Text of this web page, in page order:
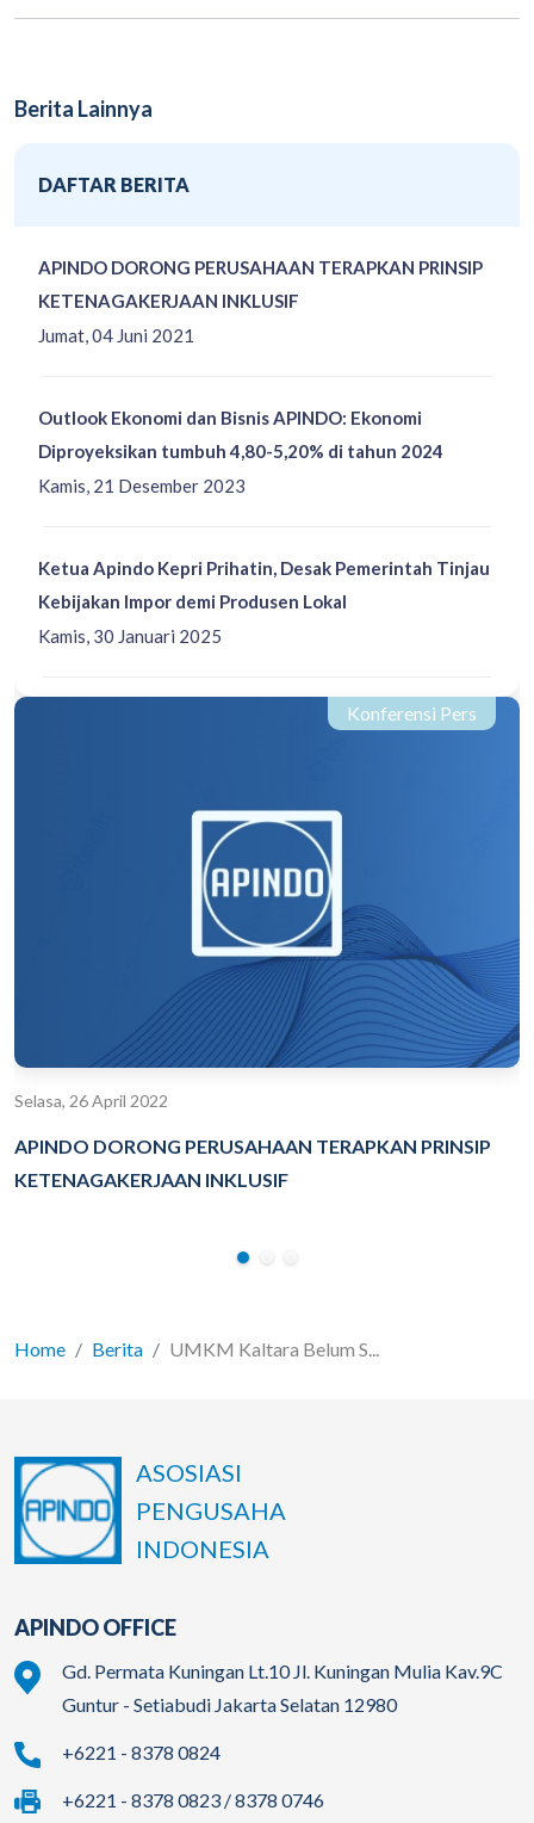
Berita Lainnya
DAFTAR BERITA
Jumat, 04 Juni 2021
APINDO DORONG PERUSAHAAN TERAPKAN PRINSIP
KETENAGAKERJAAN INKLUSIF
Kamis, 21 Desember 2023
Outlook Ekonomi dan Bisnis APINDO: Ekonomi
Diproyeksikan tumbuh 4,80-5,20% di tahun 2024
Kamis, 30 Januari 2025
Ketua Apindo Kepri Prihatin, Desak Pemerintah Tinjau
Kebijakan Impor demi Produsen Lokal
Konferensi Pers
Selasa, 26 April 2022
APINDO DORONG PERUSAHAAN TERAPKAN PRINSIP
KETENAGAKERJAAN INKLUSIF
Home Berita UMKM Kaltara Belum S...
ASOSIASI
PENGUSAHA
INDONESIA
APINDO OFFICE
Gd. Permata Kuningan Lt.10 Jl. Kuningan Mulia Kav.9C
Guntur - Setiabudi Jakarta Selatan 12980
+6221 - 8378 0824
+6221 - 8378 0823 / 8378 0746